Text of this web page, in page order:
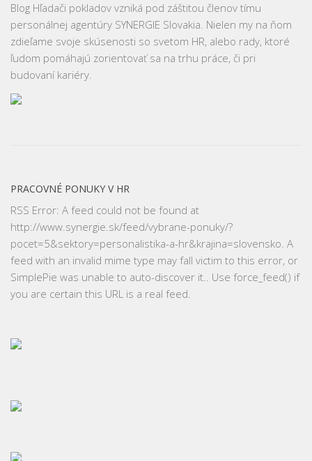
Blog Hľadači pokladov vzniká pod záštitou členov tímu
personálnej agentúry SYNERGIE Slovakia. Nielen my na ňom
zdieľame svoje skúsenosti so svetom HR, alebo rady, ktoré
ľudom pomáhajú zorientovať sa na trhu práce, či pri
budovaní kariéry.
PRACOVNÉ PONUKY V HR
RSS Error: A feed could not be found at
http://www.synergie.sk/feed/vybrane-ponuky/?
pocet=5&sektory=personalistika-a-hr&krajina=slovensko. A
feed with an invalid mime type may fall victim to this error, or
SimplePie was unable to auto-discover it.. Use force_feed() if
you are certain this URL is a real feed.